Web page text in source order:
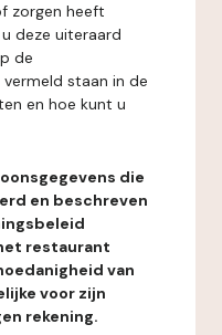
zorgen heeft
deze uiteraard
de
staan in de
en hoe kunt u
die
en beschreven
restaurant
van
voor zijn
rekening.